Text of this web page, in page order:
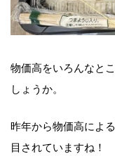
物価高をいろんなと
しょうか。
昨年から物価高によ
目されていますね！